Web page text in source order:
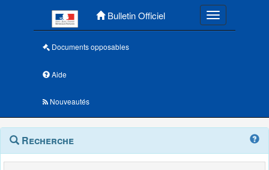
Bulletin Officiel Toggle
Documents opposables
Aide
Nouveautés
Navigation
outils
Menu
contextuel
Recherche